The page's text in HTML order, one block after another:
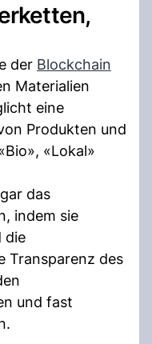
der Blockchain
Materialien
eine
Produkten und
«Lokal»
das
indem sie
die
Transparenz des
und fast